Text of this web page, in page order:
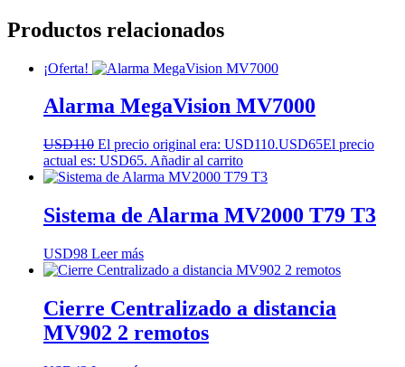
Productos relacionados
¡Oferta!
Alarma MegaVision MV7000
USD110 El precio original era: USD110.USD65El precio
actual es: USD65. Añadir al carrito
Sistema de Alarma MV2000 T79 T3
USD98 Leer más
Cierre Centralizado a distancia
MV902 2 remotos